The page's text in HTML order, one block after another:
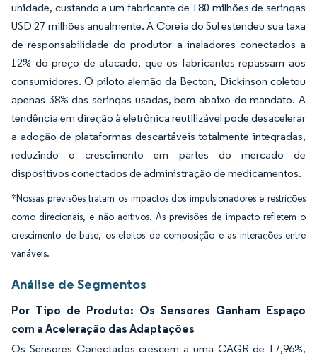
unidade, custando a um fabricante de 180 milhões de seringas
USD 27 milhões anualmente. A Coreia do Sul estendeu sua taxa
de responsabilidade do produtor a inaladores conectados a
12% do preço de atacado, que os fabricantes repassam aos
consumidores. O piloto alemão da Becton, Dickinson coletou
apenas 38% das seringas usadas, bem abaixo do mandato. A
tendência em direção à eletrônica reutilizável pode desacelerar
a adoção de plataformas descartáveis totalmente integradas,
reduzindo o crescimento em partes do mercado de
dispositivos conectados de administração de medicamentos.
*Nossas previsões tratam os impactos dos impulsionadores e restrições
como direcionais, e não aditivos. As previsões de impacto refletem o
crescimento de base, os efeitos de composição e as interações entre
variáveis.
Análise de Segmentos
Por Tipo de Produto: Os Sensores Ganham Espaço
com a Aceleração das Adaptações
Os Sensores Conectados crescem a uma CAGR de 17,96%,